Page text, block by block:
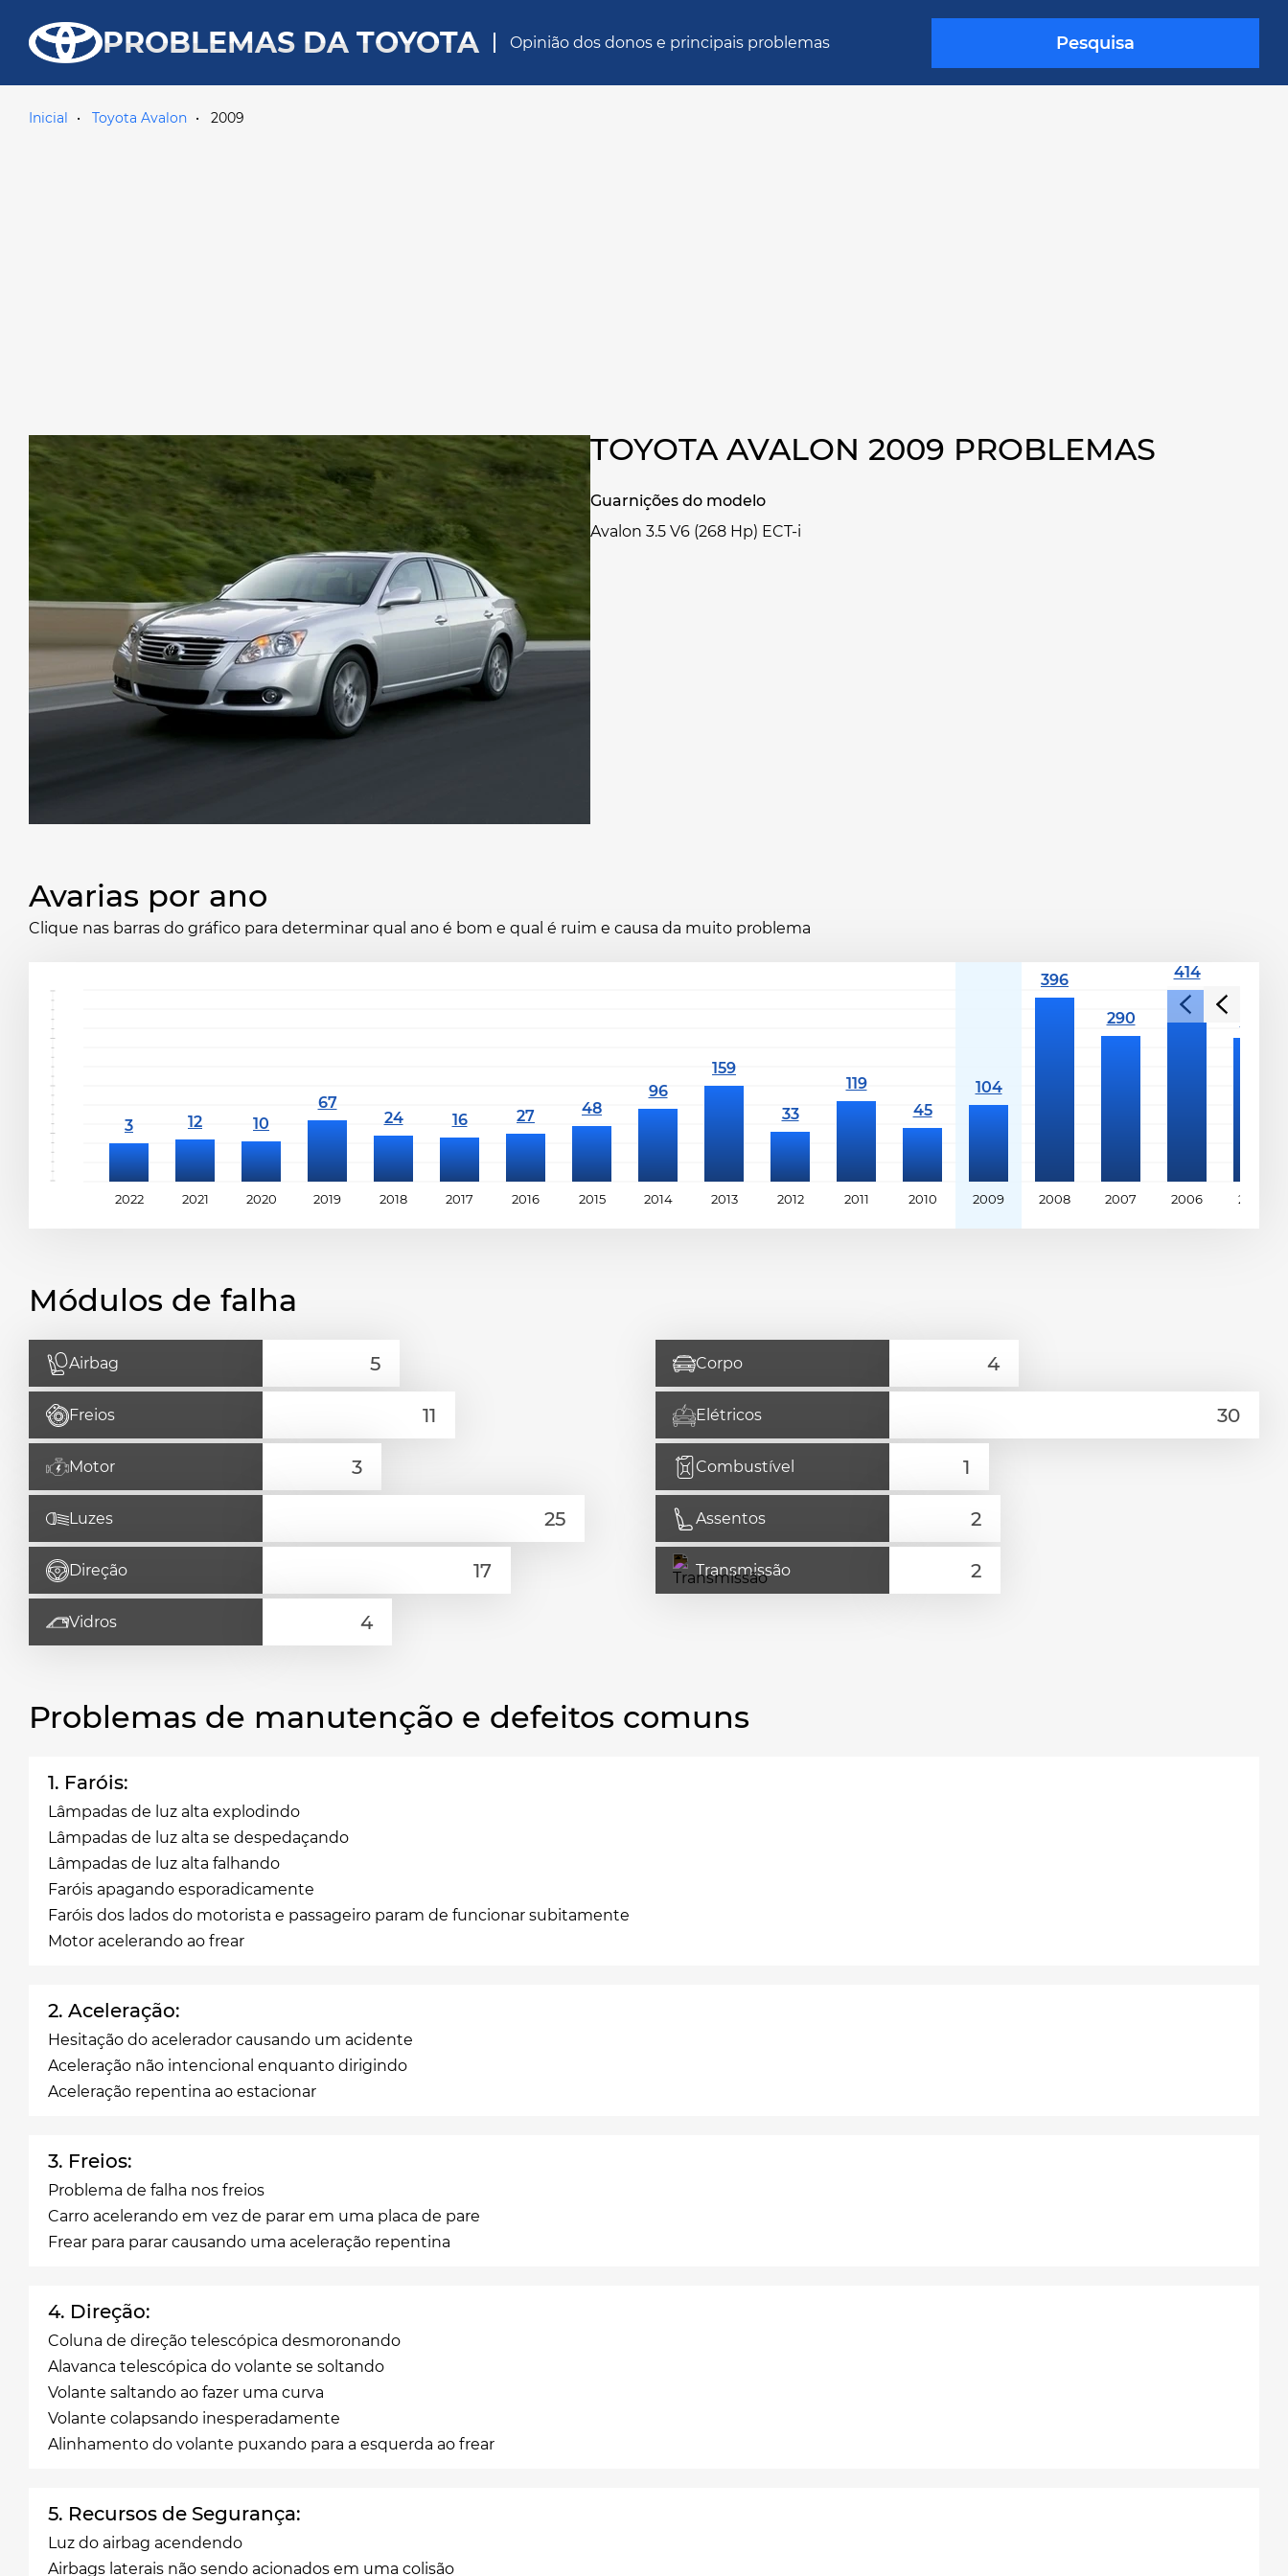
PROBLEMAS DA TOYOTA Opinião dos donos e principais problemas Pesquisa
Inicial Toyota Avalon 2009
TOYOTA AVALON 2009 PROBLEMAS
Guarnições do modelo
Avalon 3.5 V6 (268 Hp) ECT-i
Avarias por ano
Clique nas barras do gráfico para determinar qual ano é bom e qual é ruim e causa da muito problema
2022 2021 2020 2019 2018 2017 2016 2015 2014 2013 2012 2011 2010 2009 2008 2007 2006 2005
Módulos de falha
Airbag Corpo
Freios Elétricos
Motor Combustível
Luzes Assentos
Direção Transmissão
Vidros
Problemas de manutenção e defeitos comuns
1. Faróis:
Lâmpadas de luz alta explodindo
Lâmpadas de luz alta se despedaçando
Lâmpadas de luz alta falhando
Faróis apagando esporadicamente
Faróis dos lados do motorista e passageiro param de funcionar subitamente
Motor acelerando ao frear
2. Aceleração:
Hesitação do acelerador causando um acidente
Aceleração não intencional enquanto dirigindo
Aceleração repentina ao estacionar
3. Freios:
Problema de falha nos freios
Carro acelerando em vez de parar em uma placa de pare
Frear para parar causando uma aceleração repentina
4. Direção:
Coluna de direção telescópica desmoronando
Alavanca telescópica do volante se soltando
Volante saltando ao fazer uma curva
Volante colapsando inesperadamente
Alinhamento do volante puxando para a esquerda ao frear
5. Recursos de Segurança:
Luz do airbag acendendo
Airbags laterais não sendo acionados em uma colisão